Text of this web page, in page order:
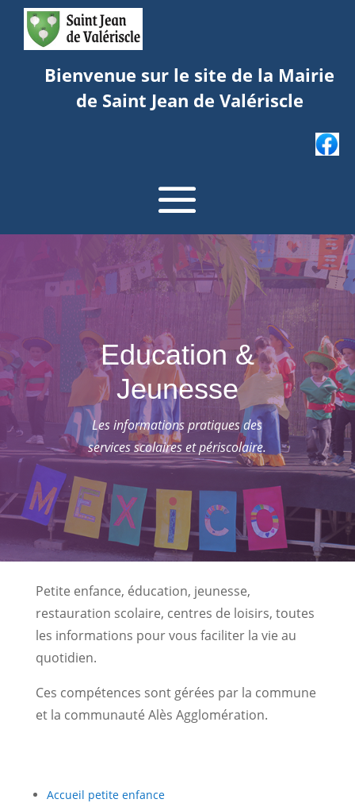
Bienvenue sur le site de la Mairie
de Saint Jean de Valériscle
Education &
Jeunesse
Les informations pratiques des
services scolaires et périscolaire.
Petite enfance, éducation, jeunesse,
restauration scolaire, centres de loisirs, toutes
les informations pour vous faciliter la vie au
quotidien.
Ces compétences sont gérées par la commune
et la communauté Alès Agglomération.
Accueil petite enfance